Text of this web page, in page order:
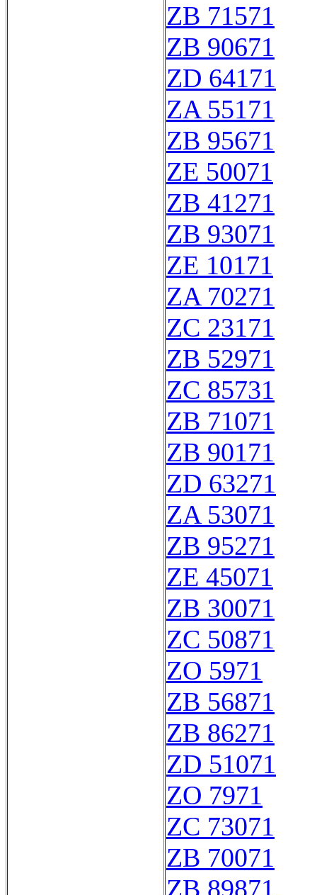
ZB 71571
ZB 90671
ZD 64171
ZA 55171
ZB 95671
ZE 50071
ZB 41271
ZB 93071
ZE 10171
ZA 70271
ZC 23171
ZB 52971
ZC 85731
ZB 71071
ZB 90171
ZD 63271
ZA 53071
ZB 95271
ZE 45071
ZB 30071
ZC 50871
ZO 5971
ZB 56871
ZB 86271
ZD 51071
ZO 7971
ZC 73071
ZB 70071
ZB 89871